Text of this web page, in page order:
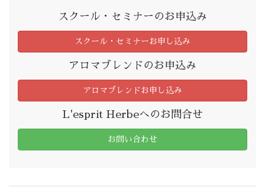
スクール・セミナーのお申込み
スクール・セミナーお申し込み
アロマブレンドのお申込み
アロマブレンドお申し込み
L'esprit Herbeへのお問合せ
お問い合わせ